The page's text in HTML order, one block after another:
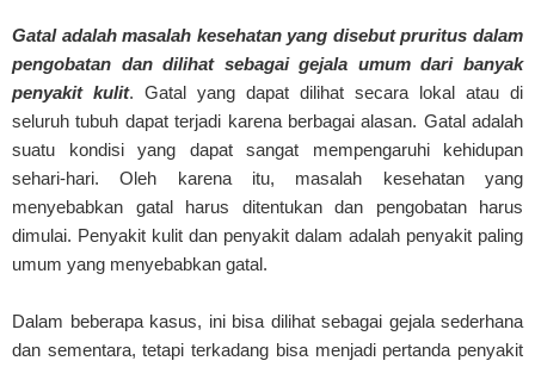
Gatal adalah masalah kesehatan yang disebut pruritus dalam
pengobatan dan dilihat sebagai gejala umum dari banyak
penyakit kulit. Gatal yang dapat dilihat secara lokal atau di
seluruh tubuh dapat terjadi karena berbagai alasan. Gatal adalah
suatu kondisi yang dapat sangat mempengaruhi kehidupan
sehari-hari. Oleh karena itu, masalah kesehatan yang
menyebabkan gatal harus ditentukan dan pengobatan harus
dimulai. Penyakit kulit dan penyakit dalam adalah penyakit paling
umum yang menyebabkan gatal.
Dalam beberapa kasus, ini bisa dilihat sebagai gejala sederhana
dan sementara, tetapi terkadang bisa menjadi pertanda penyakit